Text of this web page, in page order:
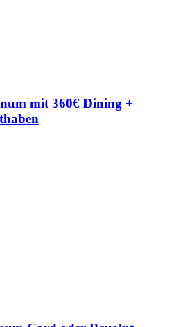
mit 360€ Dining +